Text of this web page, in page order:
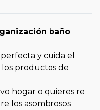
baño
perfecta y cuida el
los productos de
hogar o quieres re
los asombrosos